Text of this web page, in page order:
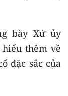
bày Xứ ủy
thêm về
đặc sắc của